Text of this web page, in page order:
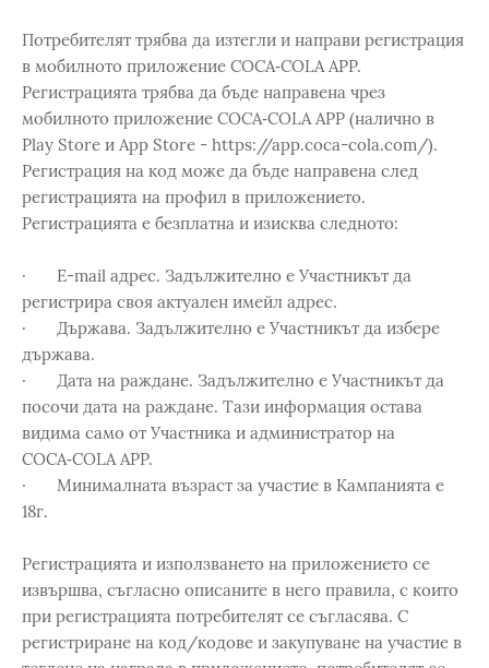
Потребителят трябва да изтегли и направи регистрация
в мобилното приложение COCA‑COLA APP.
Регистрацията трябва да бъде направена чрез
мобилното приложение COCA‑COLA APP (налично в
Play Store и App Store - https://app.coca-cola.com/).
Регистрация на код може да бъде направена след
регистрацията на профил в приложението.
Регистрацията е безплатна и изисква следното:
· E-mail адрес. Задължително е Участникът да
регистрира своя актуален имейл адрес.
· Държава. Задължително е Участникът да избере
държава.
· Дата на раждане. Задължително е Участникът да
посочи дата на раждане. Тази информация остава
видима само от Участника и администратор на
COCA‑COLA APP.
· Минималната възраст за участие в Кампанията е
18г.
Регистрацията и използването на приложението се
извършва, съгласно описаните в него правила, с които
при регистрацията потребителят се съгласява. С
регистриране на код/кодове и закупуване на участие в